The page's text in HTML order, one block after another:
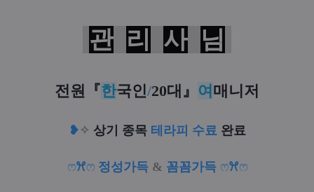
관 리 사 님
전원 『한국인/20대 』 여 매니저
❥ ✧ 상기 종목 테라피 수료완료
ෆꕮෆ 정성가득 & 꼼꼼가득 ෆꕮෆ